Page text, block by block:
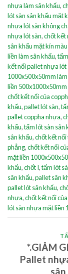
nhựa làm sân khấu,
lót sàn sân khấu mặt
nhựa lót sàn không
nhựa lót sàn,chốt kết
sân khấu mặt kín
liền làm sân khấu,
kết nối pallet nhựa lót
1000x500x50mm
liền 500x1000x50mm
chốt kết nối của
khấu,pallet lót sàn,
pallet coppha nhựa,
khấu,tấm lót sàn sân
sân khấu,chốt kết nối
phẳng,chốt kết nối
mặt liền
khấu,chốt I,tấm lót
sân khấu,pallet sân
pallet lót sân khấu,
nhựa,chốt kết nối
lót sàn nhựa mặt liền
*.GIẢM
Pallet